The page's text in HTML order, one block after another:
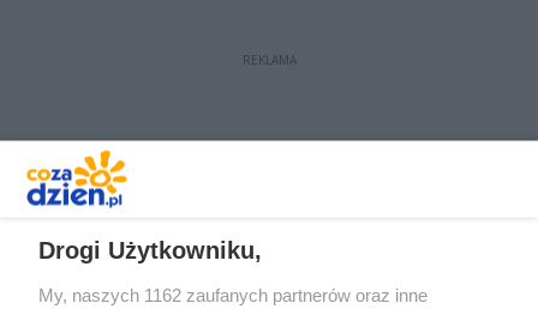
REKLAMA
Drogi Użytkowniku,
My, naszych 1162 zaufanych partnerów oraz inne